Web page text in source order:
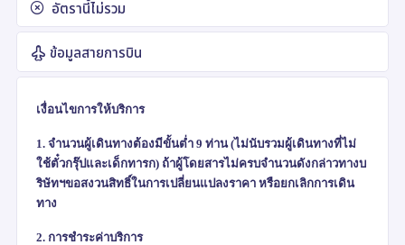
อัตรานี้ไม่รวม
ข้อมูลสายการบิน
เงื่อนไขการให้บริการ
1. จำนวนผู้เดินทางต้องมีขั้นต่ำ 9 ท่าน (ไม่นับรวมผู้เดินทางที่ไม่
ใช้ตั๋วกรุ๊ปและเด็กทารก) ถ้าผู้โดยสารไม่ครบจำนวนดังกล่าวทางบ
ริษัทฯขอสงวนสิทธิ์ในการเปลี่ยนแปลงราคา หรือยกเลิกการเดิน
ทาง
2. การชำระค่าบริการ